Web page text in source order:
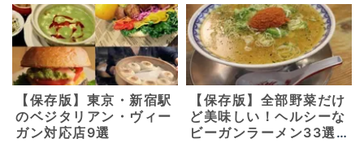
ン・グルテンフリーメニ
ューを。【京都 東山・
三条】
【保存版】東京・新宿駅
のベジタリアン・ヴィー
ガン対応店9選
【保存版】全部野菜だけ
ど美味しい！ヘルシーな
ビーガンラーメン33選